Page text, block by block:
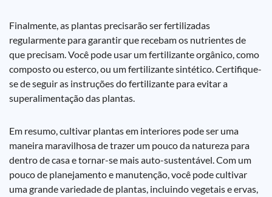
Finalmente, as plantas precisarão ser fertilizadas
regularmente para garantir que recebam os nutrientes de
que precisam. Você pode usar um fertilizante orgânico, como
composto ou esterco, ou um fertilizante sintético. Certifique-
se de seguir as instruções do fertilizante para evitar a
superalimentação das plantas.
Em resumo, cultivar plantas em interiores pode ser uma
maneira maravilhosa de trazer um pouco da natureza para
dentro de casa e tornar-se mais auto-sustentável. Com um
pouco de planejamento e manutenção, você pode cultivar
uma grande variedade de plantas, incluindo vegetais e ervas,